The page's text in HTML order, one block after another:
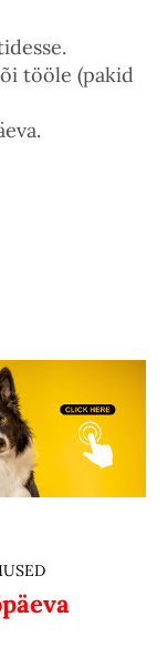
tööle (pakid